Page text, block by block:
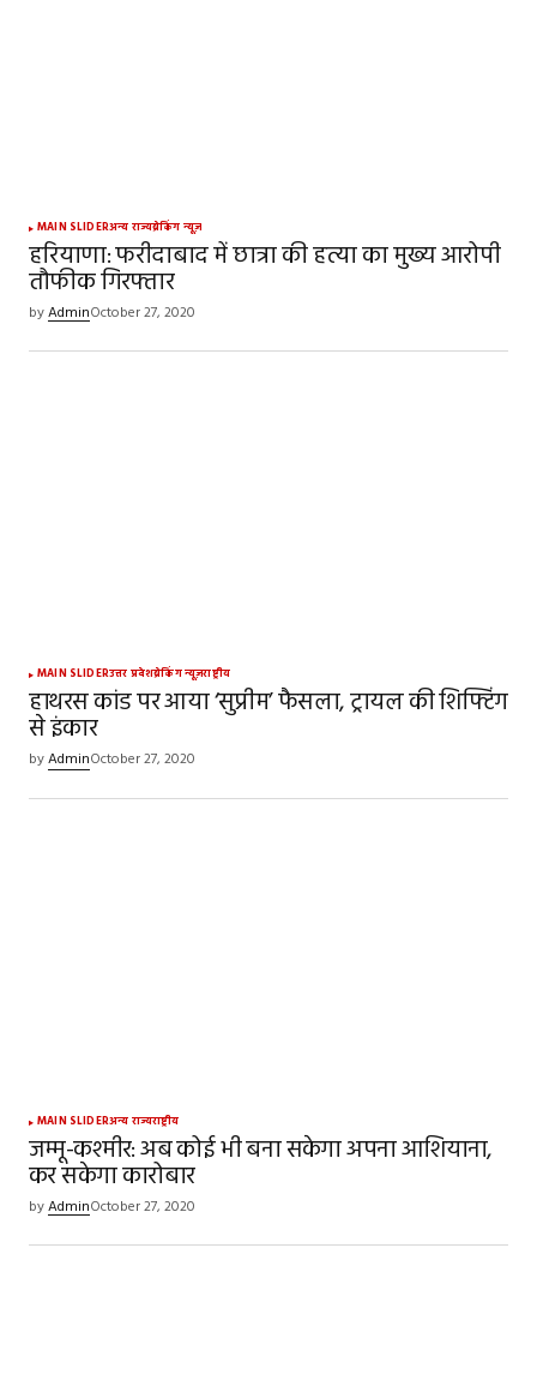
MAIN SLIDERअन्य राज्यब्रेकिंग न्यूज़
हरियाणा: फरीदाबाद में छात्रा की हत्या का मुख्य आरोपी
तौफीक गिरफ्तार
byAdminOctober 27, 2020
MAIN SLIDERउत्तर प्रदेशब्रेकिंग न्यूज़राष्ट्रीय
हाथरस कांड पर आया ‘सुप्रीम’ फैसला, ट्रायल की शिफ्टिंग
से इंकार
byAdminOctober 27, 2020
MAIN SLIDERअन्य राज्यराष्ट्रीय
जम्मू-कश्मीर: अब कोई भी बना सकेगा अपना आशियाना,
कर सकेगा कारोबार
byAdminOctober 27, 2020